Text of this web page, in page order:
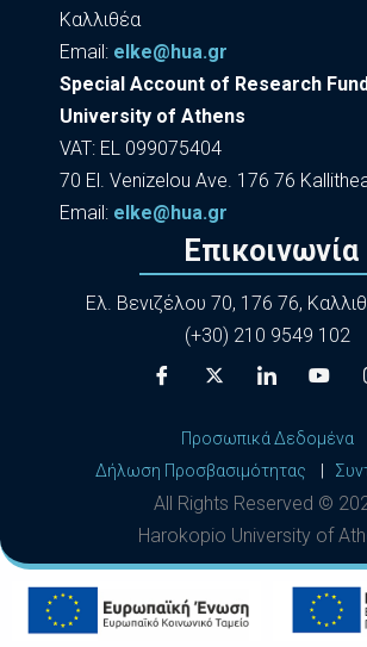
Καλλιθέα
Εmail: elke@hua.gr
Special Account of Research
University of Athens
VAT: EL 099075404
70 El. Venizelou Ave. 176 76
Εmail: elke@hua.gr
Επικοινωνία
Ελ. Βενιζέλου 70, 176 76,
(+30) 210 9549 102
Προσωπικά Δεδομένα
Δήλωση Προσβασιμότητας
All Rights Reserved ©
Harokopio University of